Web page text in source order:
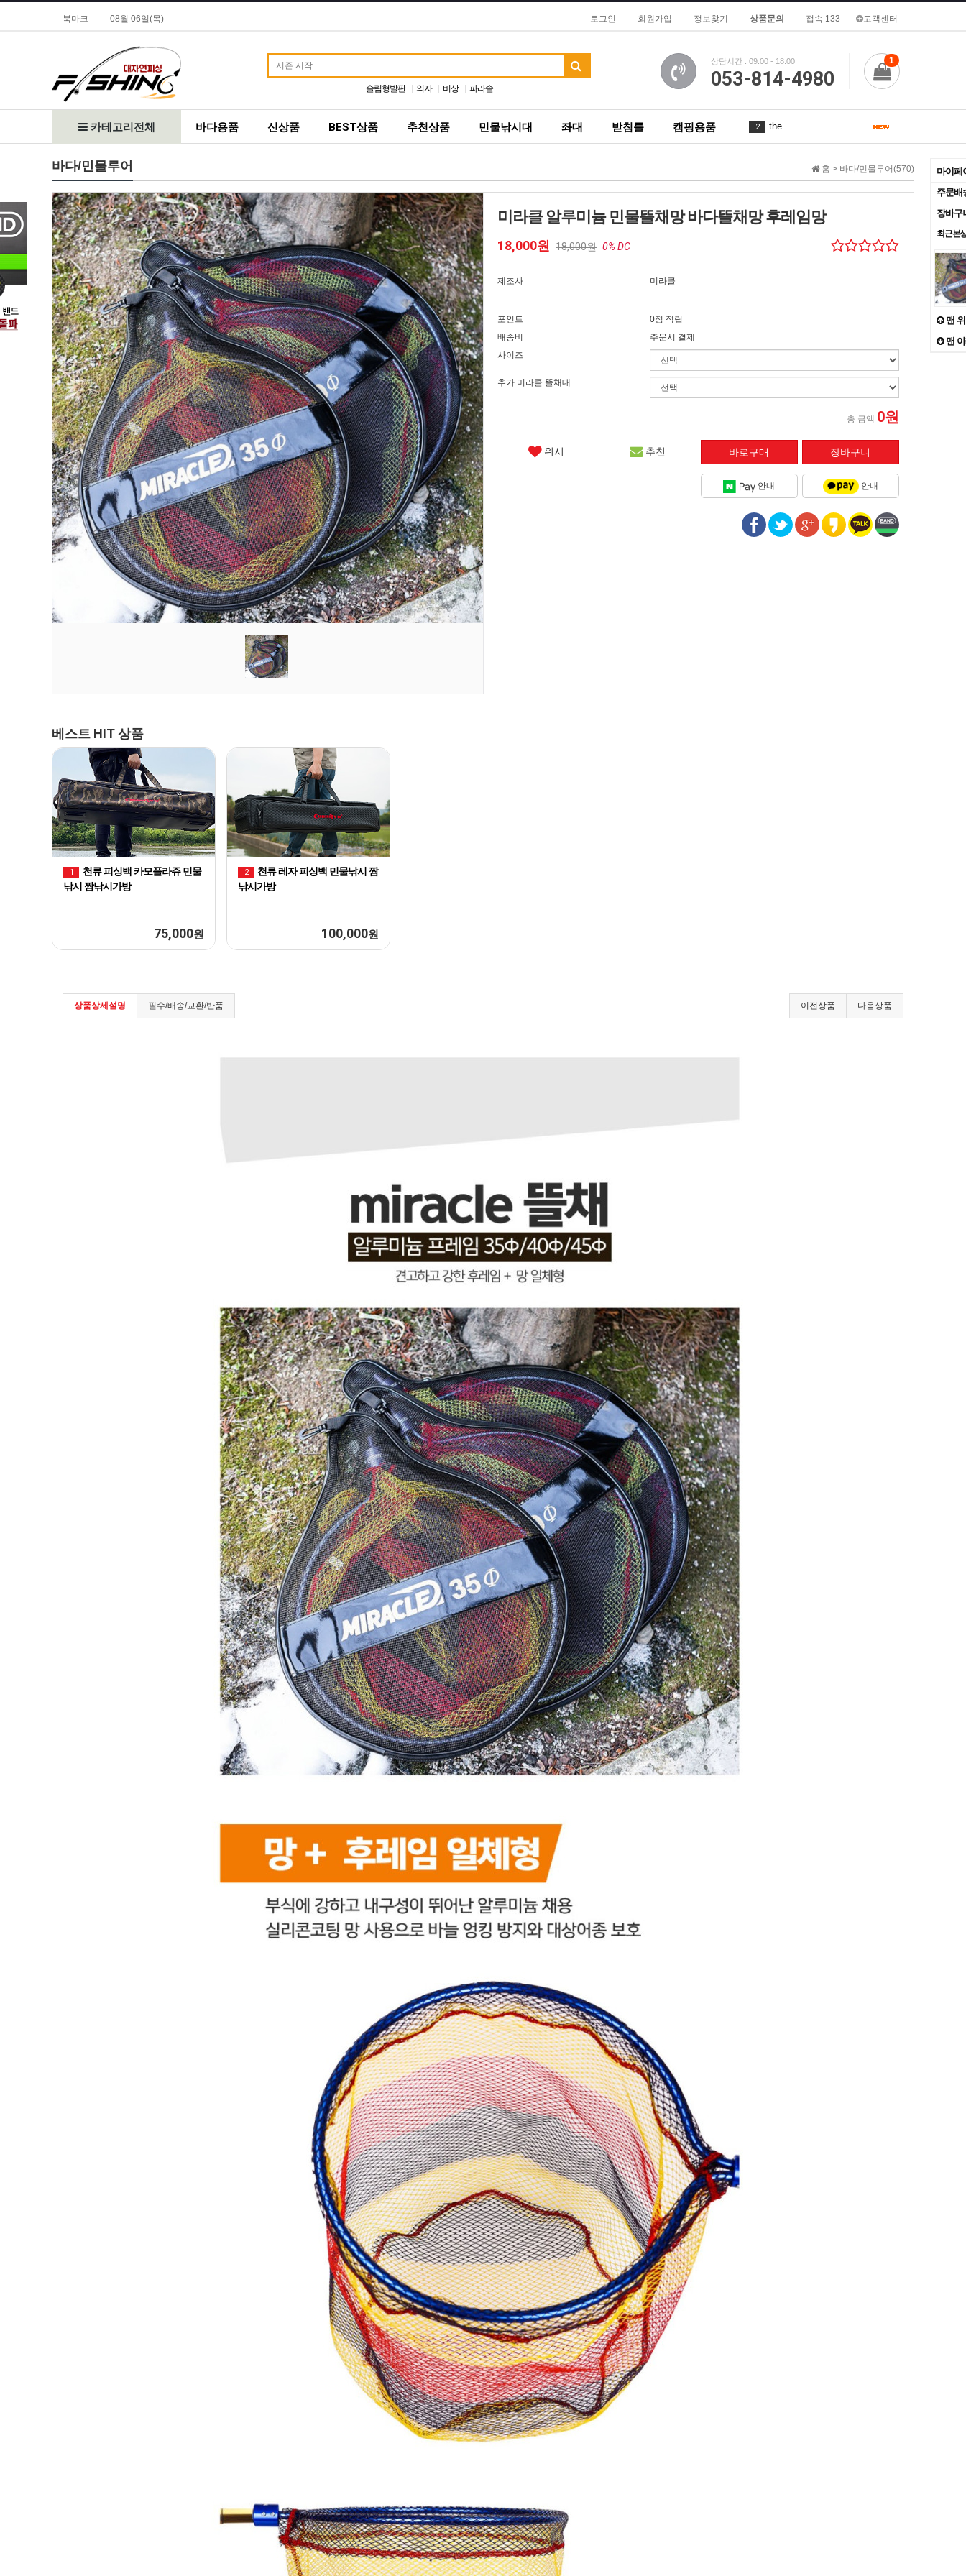
북마크 08월 06일(목) 로그인 회원가입 정보찾기 상품문의 접속 133 고객센터
슬림형발판 의자 비상 파라솔
상담시간 : 09:00 - 18:00
053-814-4980
1
1
3 De
6 of
1
1 IN
카테고리전체 바다용품 신상품 BEST상품 추천상품 민물낚시대 좌대 받침틀 캠핑용품
마이페
주문배
장바구
최근본
맨
맨
홈 > 바다/민물루어(570)
바다/민물루어
미라클 알루미늄 민물뜰채망 바다뜰채망 후레임망
18,000원 18,000원 0% DC
제조사 미라클
포인트
0점 적립
배송비
주문시 결제
사이즈
추가 미라클 뜰채대
총 금액 0원
위시 추천
안내 안내
베스트 HIT 상품
1
천류 피싱백 카모플라쥬 민물
낚시 짬낚시가방
75,000원
2
천류 레자 피싱백 민물낚시 짬
낚시가방
100,000원
상품상세설명 필수/배송/교환/반품 다음상품
이전상품